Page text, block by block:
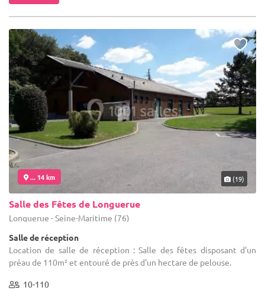
... 14 km (19)
Salle des Fêtes de Longuerue
Longuerue - Seine-Maritime (76)
Salle de réception
Location de salle de réception : Salle des fêtes disposant d'un
préau de 110m² et entouré de près d'un hectare de pelouse.
10-110